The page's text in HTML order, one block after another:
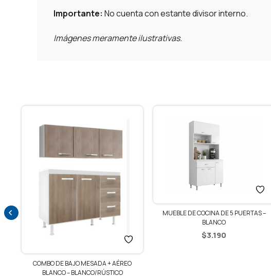
Importante: No cuenta con estante divisor interno.
Imágenes meramente ilustrativas.
COMBO DE BAJO MESADA + AÉREO
BLANCO – BLANCO/RÚSTICO
MUEBLE DE COCINA DE 5 PUERTAS –
BLANCO
$3.190